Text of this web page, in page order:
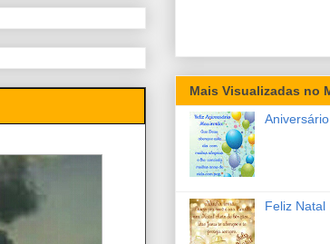
Mais Visualizadas no
Feliz Natal